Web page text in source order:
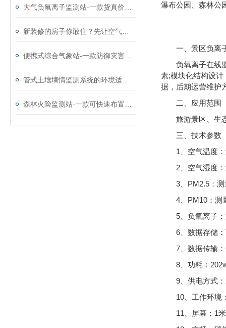
瀑布公园、森林公
一、景区负离
负氧离子在线
素;模块化结构设
据，后期运营维护
二、应用范围
旅游景区、生
三、技术参数
1、空气温度
2、空气湿度
3、PM2.5：
4、PM10：测
5、负氧离子
6、数据存储
7、数据传输
8、功耗：
9、供电方式
10、工作环
11、屏幕：1